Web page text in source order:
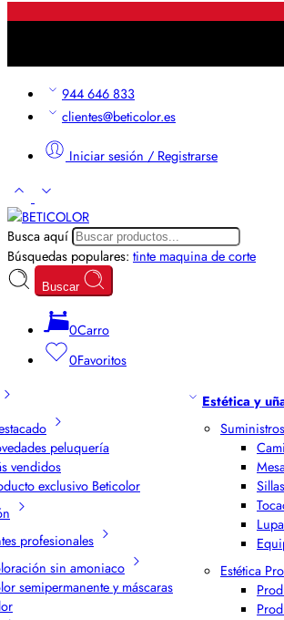
944 646 833
clientes@beticolor.es
Iniciar sesión / Registrarse
Busca aquí
Búsquedas populares: tinte maquina de corte
Buscar
0Carro
0Favoritos
peluquería
vendidos
exclusivo Beticolor
profesionales
sin amoniaco
semipermanente y máscaras
Estética y
Estética